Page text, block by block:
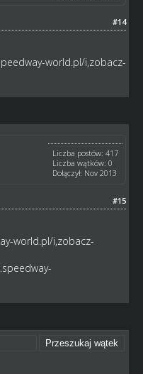
#14
world.pl/i,zobacz-
Liczba postów: 417
Liczba wątków: 0
Dołączył: Nov 2013
#15
world.pl/i,zobacz-